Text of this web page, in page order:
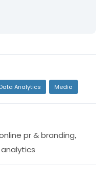
Data Analytics Media
pr & branding,